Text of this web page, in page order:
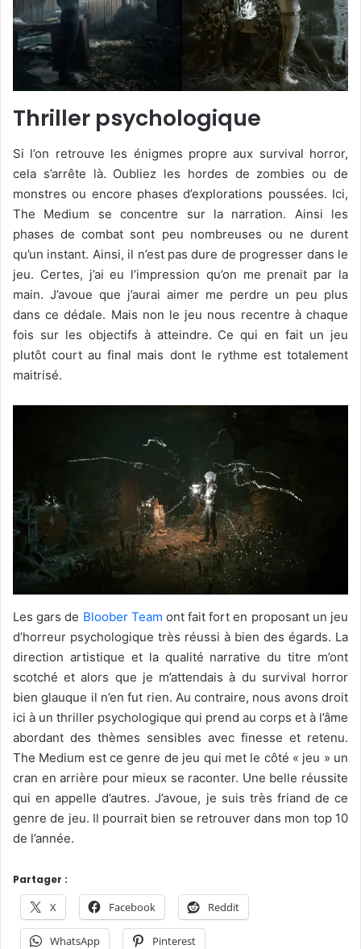
Thriller psychologique
Si l’on retrouve les énigmes propre aux survival horror,
cela s’arrête là. Oubliez les hordes de zombies ou de
monstres ou encore phases d’explorations poussées. Ici,
The Medium se concentre sur la narration. Ainsi les
phases de combat sont peu nombreuses ou ne durent
qu’un instant. Ainsi, il n’est pas dure de progresser dans le
jeu. Certes, j’ai eu l’impression qu’on me prenait par la
main. J’avoue que j’aurai aimer me perdre un peu plus
dans ce dédale. Mais non le jeu nous recentre à chaque
fois sur les objectifs à atteindre. Ce qui en fait un jeu
plutôt court au final mais dont le rythme est totalement
maitrisé.
Les gars de Bloober Team ont fait fort en proposant un jeu
d’horreur psychologique très réussi à bien des égards. La
direction artistique et la qualité narrative du titre m’ont
scotché et alors que je m’attendais à du survival horror
bien glauque il n’en fut rien. Au contraire, nous avons droit
ici à un thriller psychologique qui prend au corps et à l’âme
abordant des thèmes sensibles avec finesse et retenu.
The Medium est ce genre de jeu qui met le côté « jeu » un
cran en arrière pour mieux se raconter. Une belle réussite
qui en appelle d’autres. J’avoue, je suis très friand de ce
genre de jeu. Il pourrait bien se retrouver dans mon top 10
de l’année.
Partager :
X Facebook Reddit
WhatsApp Pinterest